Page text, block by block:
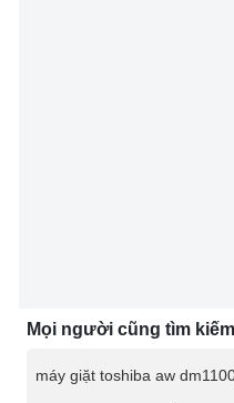
Mọi người cũng tìm kiếm
máy giặt toshiba aw